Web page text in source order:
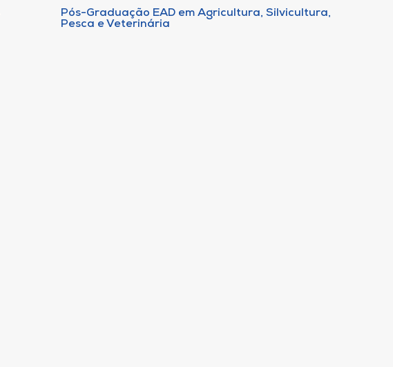
Pós-Graduação EAD em Agricultura, Silvicultura,
Pesca e Veterinária